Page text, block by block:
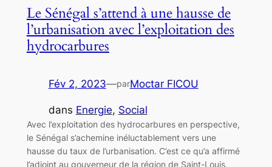
Le Sénégal s’attend à une hausse de
l’urbanisation avec l’exploitation des
hydrocarbures
Fév 2, 2023—parMoctar FICOU
dans Energie, Social
Avec l’exploitation des hydrocarbures en perspective,
le Sénégal s’achemine inéluctablement vers une
hausse du taux de l’urbanisation. C’est ce qu’a affirmé
l’adjoint au gouverneur de la région de Saint-Louis,